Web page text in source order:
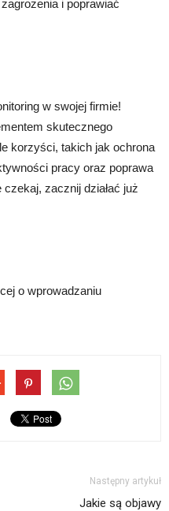
i poprawiać
w swojej firmie!
skutecznego
korzyści, takich jak ochrona
pracy oraz poprawa
zacznij działać już
o wprowadzaniu
Następny artykuł
Jakie są objawy